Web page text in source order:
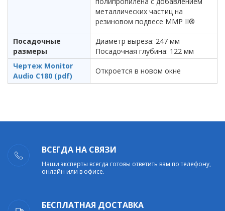
металлических частиц на
резиновом подвесе MMP II®
Посадочные
размеры
Диаметр выреза: 247 мм
Посадочная глубина: 122 мм
Чертеж Monitor
Audio C180 (pdf)
Откроется в новом окне
ВСЕГДА НА СВЯЗИ
Наши эксперты всегда готовы ответить вам по телефону,
онлайн или в офисе.
БЕСПЛАТНАЯ ДОСТАВКА